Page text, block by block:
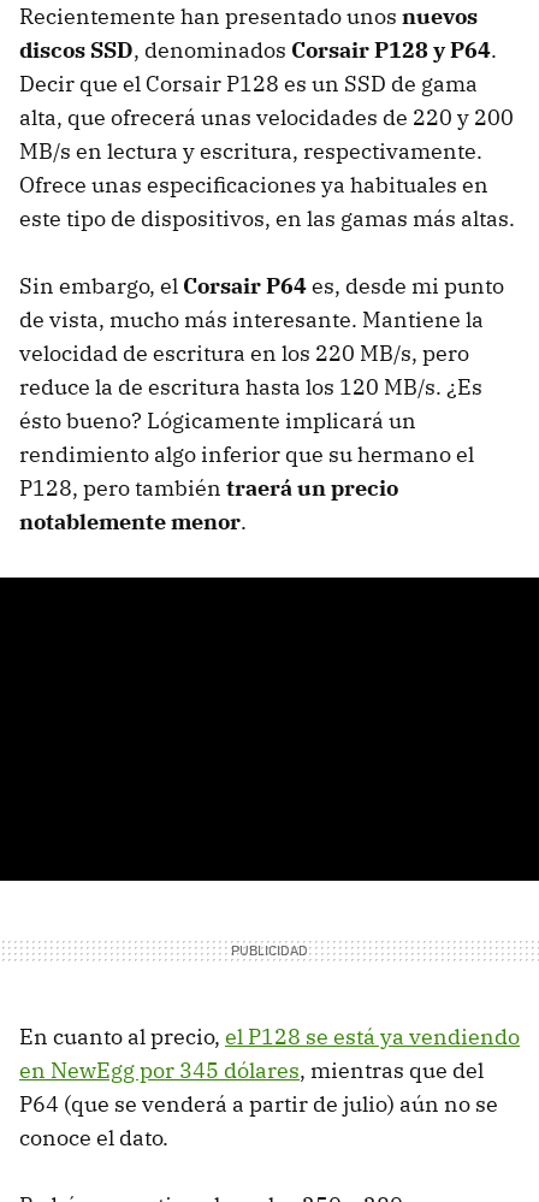
Recientemente han presentado unos nuevos
discos SSD, denominados Corsair P128 y P64.
Decir que el Corsair P128 es un SSD de gama
alta, que ofrecerá unas velocidades de 220 y 200
MB/s en lectura y escritura, respectivamente.
Ofrece unas especificaciones ya habituales en
este tipo de dispositivos, en las gamas más altas.
Sin embargo, el Corsair P64es, desde mi punto
de vista, mucho más interesante. Mantiene la
velocidad de escritura en los 220 MB/s, pero
reduce la de escritura hasta los 120 MB/s. ¿Es
ésto bueno? Lógicamente implicará un
rendimiento algo inferior que su hermano el
P128, pero también traerá un precio
notablemente menor.
En cuanto al precio, el P128 se está ya vendiendo
en NewEgg por 345 dólares, mientras que del
P64 (que se venderá a partir de julio) aún no se
conoce el dato.